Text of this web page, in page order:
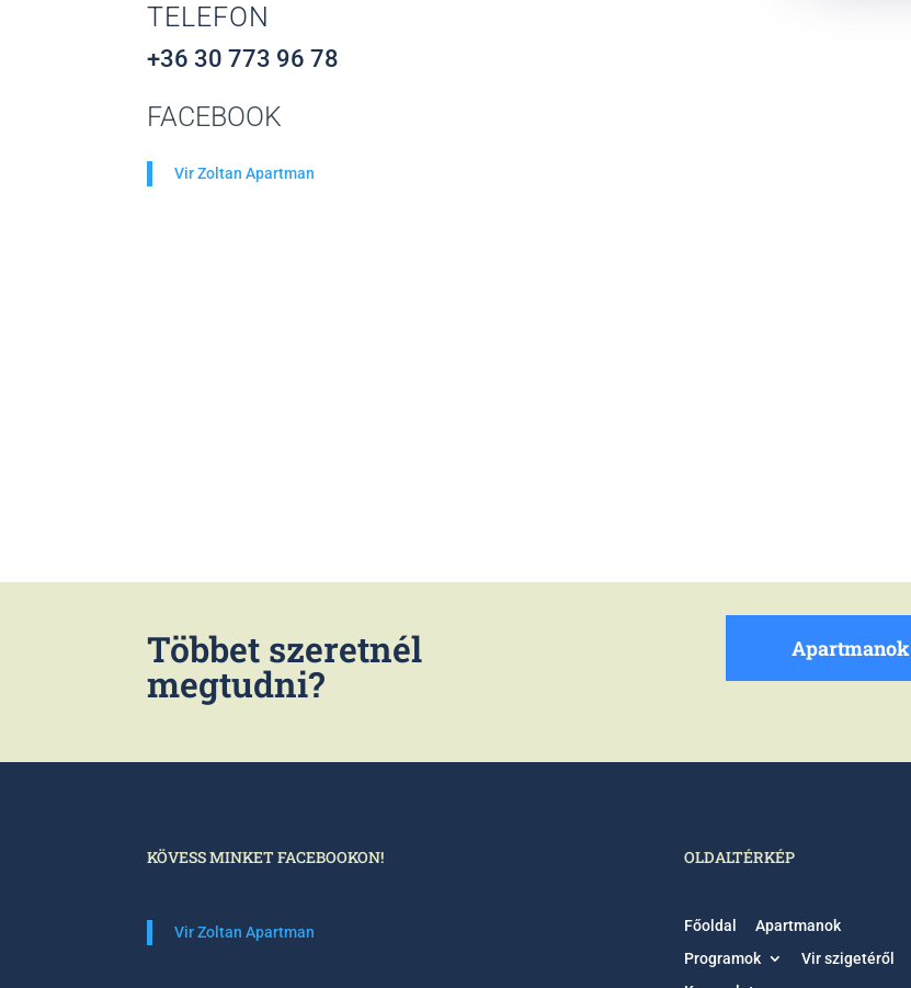
TELEFON
+36 30 773 96 78
FACEBOOK
Vir Zoltan Apartman
Többet szeretnél
megtudni?
Apartmanok
KÖVESS MINKET FACEBOOKON!
Vir Zoltan Apartman
OLDALTÉRKÉP
Főoldal
Apartmanok
Programok
Vir szigetéről